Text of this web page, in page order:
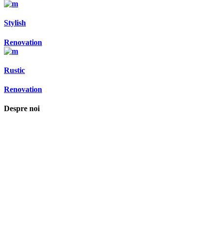
Stylish
Renovation
Rustic
Renovation
Despre noi